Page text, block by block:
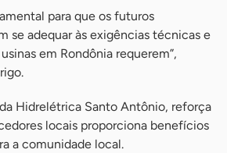
para que os futuros
se adequar às exigências técnicas e
em Rondônia requerem”,
Hidrelétrica Santo Antônio, reforça
locais proporciona benefícios
a comunidade local.